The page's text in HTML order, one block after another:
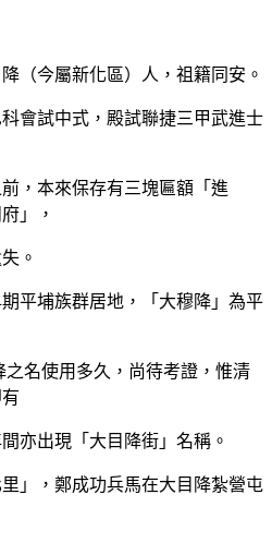
（今屬新化區）人，祖籍同安。
會試中式，殿試聯捷三甲武進士
，本來保存有三塊匾額「進
」，
。
平埔族群居地，「大穆降」為平
名使用多久，尚待考證，惟清
亦出現「大目降街」名稱。
」，鄭成功兵馬在大目降紮營屯